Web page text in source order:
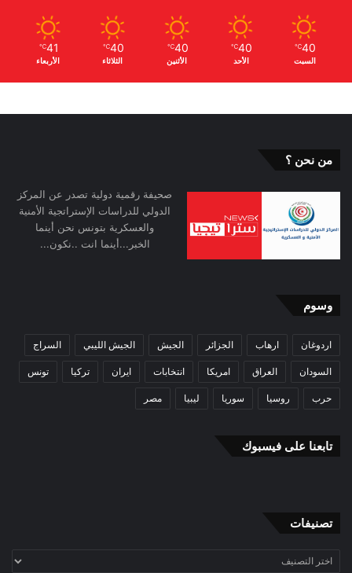
40
℃
السبت
40
℃
الأحد
40
℃
الأثنين
40
℃
الثلاثاء
41
℃
الأربعاء
من نحن ؟
صحيفة رقمية دولية تصدر عن المركز
الدولي للدراسات الإستراتجية الأمنية
والعسكرية بتونس نحن أينما
الخبر...أينما انت ..نكون...
وسوم
اردوغان ارهاب الجزائر الجيش الجيش الليبي السراج
السودان العراق امريكا انتخابات ايران تركيا تونس
حرب روسيا سوريا ليبيا مصر
تابعنا على فيسبوك
تصنيفات
تصنيفات